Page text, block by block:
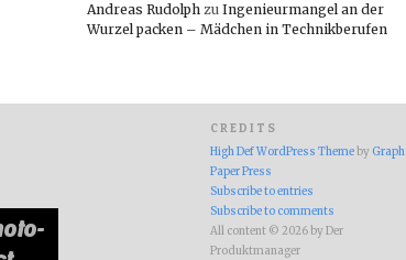
Andreas Rudolph zu Ingenieurmangel an der
Wurzel packen – Mädchen in Technikberufen
CREDITS
High Def WordPress Theme by Graph
Paper Press
Subscribe to entries
Subscribe to comments
All content © 2026 by Der
Produktmanager